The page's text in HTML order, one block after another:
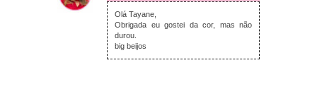
quinta-feira, agosto 20, 2020
Olá Tayane,
Obrigada eu gostei da cor, mas não
durou.
big beijos